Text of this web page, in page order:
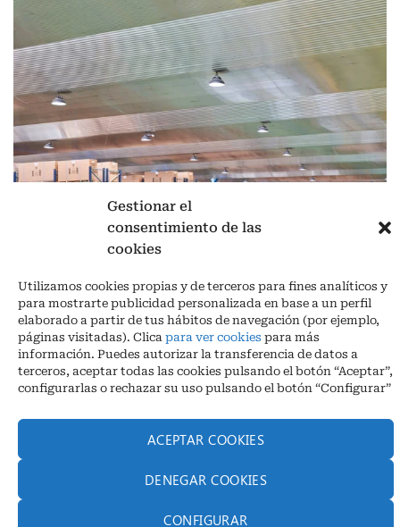
Gestionar el
consentimiento de las
cookies
Utilizamos cookies propias y de terceros para fines analíticos y
para mostrarte publicidad personalizada en base a un perfil
elaborado a partir de tus hábitos de navegación (por ejemplo,
páginas visitadas). Clica para ver cookies para más
información. Puedes autorizar la transferencia de datos a
terceros, aceptar todas las cookies pulsando el botón “Aceptar”,
configurarlas o rechazar su uso pulsando el botón “Configurar”
ACEPTAR COOKIES
DENEGAR COOKIES
CONFIGURAR
Aviso legal|Política de privacidad
Ctra. A-3132, De Aguilar a A-318 por Moriles km 15,5 M.I. (Córdoba)
España
COORDENADAS: Latitud: 37,40 – Longitud -04,58 | Telf. + 34 957 51
30 68
info@infrico.com Infrico SL 2026©. Diseñado porBabait Technology